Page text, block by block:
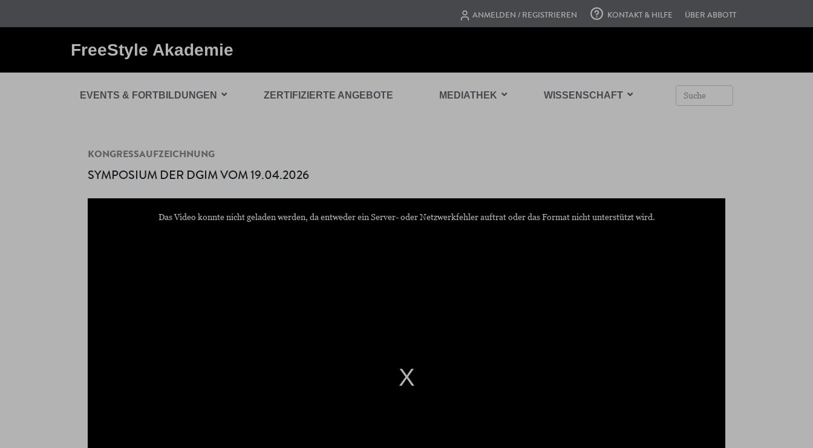
ANMELDEN / REGISTRIEREN KONTAKT & HILFE ÜBER ABBOTT
FreeStyle Akademie
EVENTS & FORTBILDUNGEN ZERTIFIZIERTE ANGEBOTE MEDIATHEK WISSENSCHAFT
KONGRESSAUFZEICHNUNG
SYMPOSIUM DER DGIM VOM 19.04.2026
This
Das Video konnte nicht geladen werden, da entweder ein Server- oder Netzwerkfehler auftrat oder das Format nicht unterstützt wird.